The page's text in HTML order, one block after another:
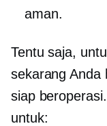
aman.
Tentu saja,
sekarang Anda
siap
untuk: